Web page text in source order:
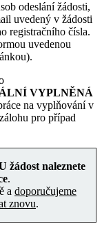
odeslání žádosti,
uvedený v žádosti
registračního čísla.
uvedenou
VYPLNĚNÁ
na vyplňování v
pro případ
žádost naleznete
.
a doporučujeme
znovu.